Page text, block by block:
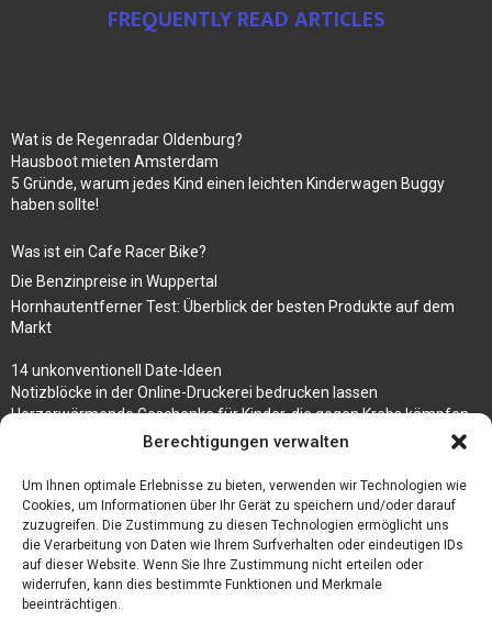
Berechtigungen verwalten
Um Ihnen optimale Erlebnisse zu bieten, verwenden wir Technologien wie
Cookies, um Informationen über Ihr Gerät zu speichern und/oder darauf
zuzugreifen. Die Zustimmung zu diesen Technologien ermöglicht uns
die Verarbeitung von Daten wie Ihrem Surfverhalten oder eindeutigen IDs
auf dieser Website. Wenn Sie Ihre Zustimmung nicht erteilen oder
widerrufen, kann dies bestimmte Funktionen und Merkmale
beeinträchtigen.
FREQUENTLY READ ARTICLES
Wat is de Regenradar Oldenburg?
Hausboot mieten Amsterdam
5 Gründe, warum jedes Kind einen leichten Kinderwagen Buggy
haben sollte!
Was ist ein Cafe Racer Bike?
Die Benzinpreise in Wuppertal
Hornhautentferner Test: Überblick der besten Produkte auf dem
Markt
14 unkonventionell Date-Ideen
Notizblöcke in der Online-Druckerei bedrucken lassen
Herzerwärmende Geschenke für Kinder, die gegen Krebs kämpfen
Wetter Oberhausen 14 Tage – Erklärung und Prognose des Wetters